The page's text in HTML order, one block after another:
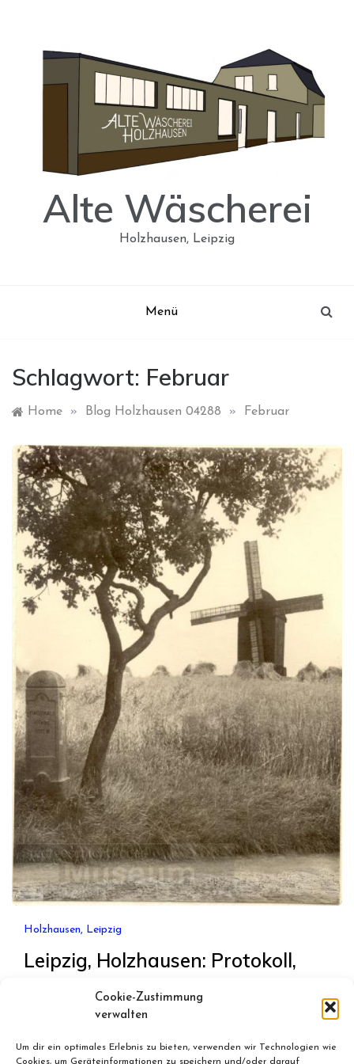
Cookie-Zustimmung
verwalten
Um dir ein optimales Erlebnis zu bieten, verwenden wir Technologien wie
Cookies, um Geräteinformationen zu speichern und/oder darauf
Alte Wäscherei
Holzhausen, Leipzig
Menü
Schlagwort: Februar
Home » Blog Holzhausen 04288 » Februar
Holzhausen, Leipzig
Leipzig, Holzhausen: Protokoll,
Ortschaftsrat, Februar 2017
Leipzig. Holzhausen. Protokoll Ortschaftsrat.